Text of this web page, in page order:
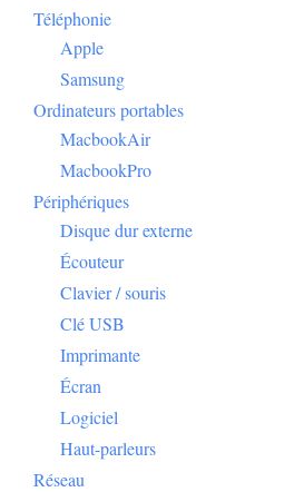
Téléphonie
Apple
Samsung
Ordinateurs portables
MacbookAir
MacbookPro
Périphériques
Disque dur externe
Écouteur
Clavier / souris
Clé USB
Imprimante
Écran
Logiciel
Haut-parleurs
Réseau